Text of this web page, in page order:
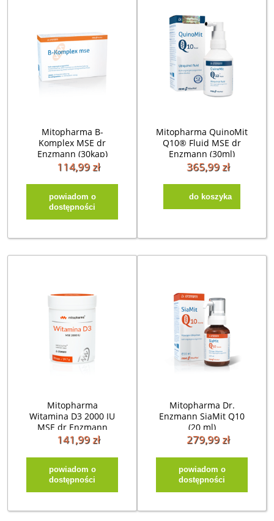
Mitopharma B-
Komplex MSE dr
Enzmann (30kap)
114,99 zł
powiadom o
dostępności
Mitopharma QuinoMit
Q10® Fluid MSE dr
Enzmann (30ml)
koenzym
365,99 zł
do koszyka
Mitopharma
Witamina D3 2000 IU
MSE dr Enzmann
(90kap)
141,99 zł
powiadom o
dostępności
Mitopharma Dr.
Enzmann SiaMit Q10
(20 ml)
279,99 zł
powiadom o
dostępności